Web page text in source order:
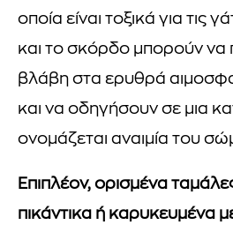
οποία είναι τοξικά για τις
και το σκόρδο μπορούν
βλάβη στα ερυθρά
και να οδηγήσουν σε μια
ονομάζεται αναιμία του
Επιπλέον, ορισμένα
πικάντικα ή καρυκευμένα